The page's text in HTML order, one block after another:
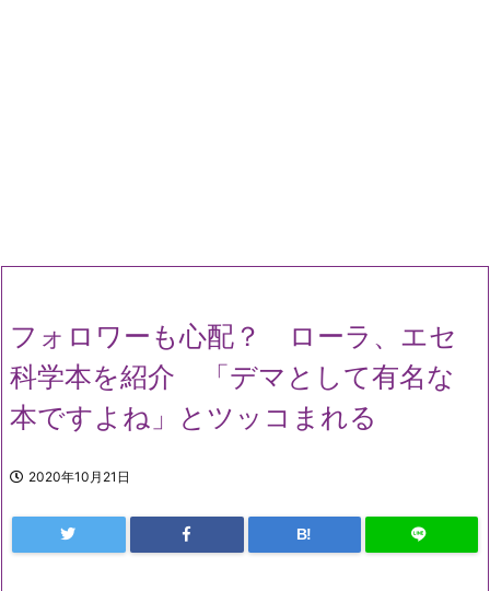
フォロワーも心配？ ローラ、エセ
科学本を紹介 「デマとして有名な
本ですよね」とツッコまれる
2020年10月21日
B!